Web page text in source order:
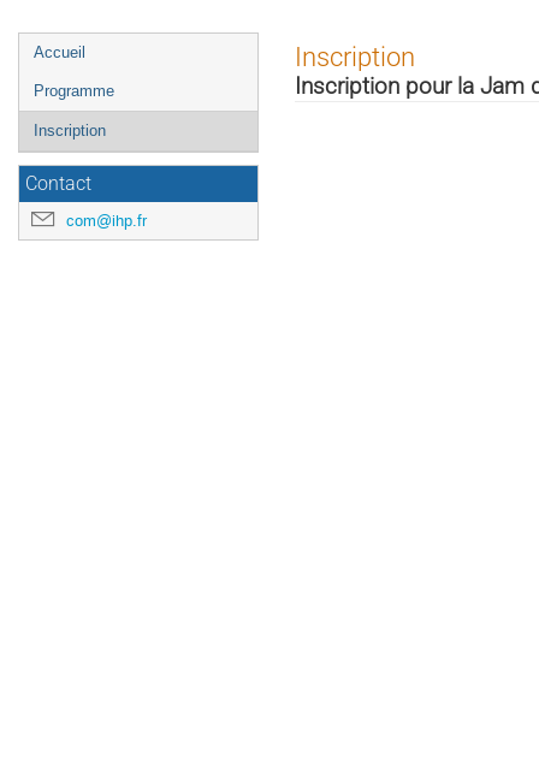
Menu
de
l'événement
Accueil
Programme
Inscription
Contact
com@ihp.fr
Inscription
Inscription pour la Jam